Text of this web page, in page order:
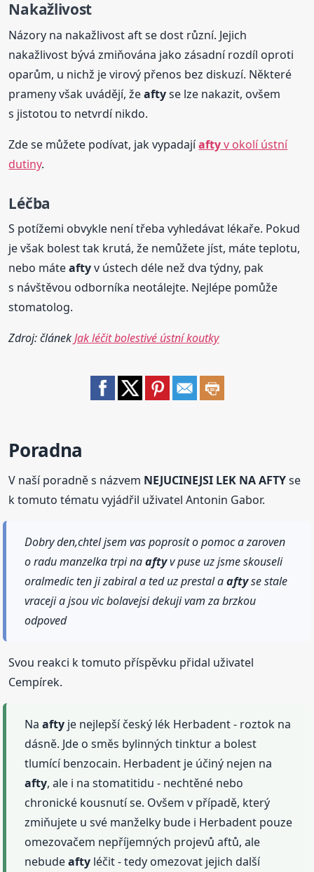
Nakažlivost
Názory na nakažlivost aft se dost různí. Jejich
nakažlivost bývá zmiňována jako zásadní rozdíl oproti
oparům, u nichž je virový přenos bez diskuzí. Některé
prameny však uvádějí, žeaftyse lze nakazit, ovšem
s jistotou to netvrdí nikdo.
Zde se můžete podívat, jak vypadajíaftyv okolí ústní
dutiny.
Léčba
S potížemi obvykle není třeba vyhledávat lékaře. Pokud
je však bolest tak krutá, že nemůžete jíst, máte teplotu,
nebo máteaftyv ústech déle než dva týdny, pak
s návštěvou odborníka neotálejte. Nejlépe pomůže
stomatolog.
Zdroj: článekJak léčit bolestivé ústní koutky
Poradna
V naší poradně s názvem NEJUCINEJSI LEK NA AFTYse
k tomuto tématu vyjádřil uživatel Antonin Gabor.
Dobry den,chtel jsem vas poprosit o pomoc a zaroven
o radu manzelka trpi naaftyv puse uz jsme skouseli
oralmedic ten ji zabiral a ted uz prestal aaftyse stale
vraceji a jsou vic bolavejsi dekuji vam za brzkou
odpoved
Svou reakci k tomuto příspěvku přidal uživatel
Cempírek.
Naafty je nejlepší český lék Herbadent - roztok na
dásně. Jde o směs bylinných tinktur a bolest
tlumící benzocain. Herbadent je účiný nejen na
afty, ale i na stomatitidu - nechtěné nebo
chronické kousnutí se. Ovšem v případě, který
zmiňujete u své manželky bude i Herbadent pouze
omezovačem nepříjemných projevů aftů, ale
nebudeafty léčit - tedy omezovat jejich další